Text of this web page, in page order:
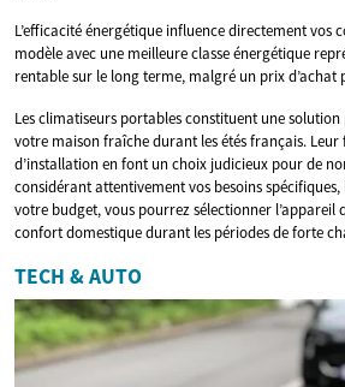
L’efficacité énergétique influence directement vos
modèle avec une meilleure classe énergétique
rentable sur le long terme, malgré un prix d’achat
Les climatiseurs portables constituent une
votre maison fraîche durant les étés français.
d’installation en font un choix judicieux pour de
considérant attentivement vos besoins
votre budget, vous pourrez sélectionner
confort domestique durant les périodes de forte
TECH & AUTO